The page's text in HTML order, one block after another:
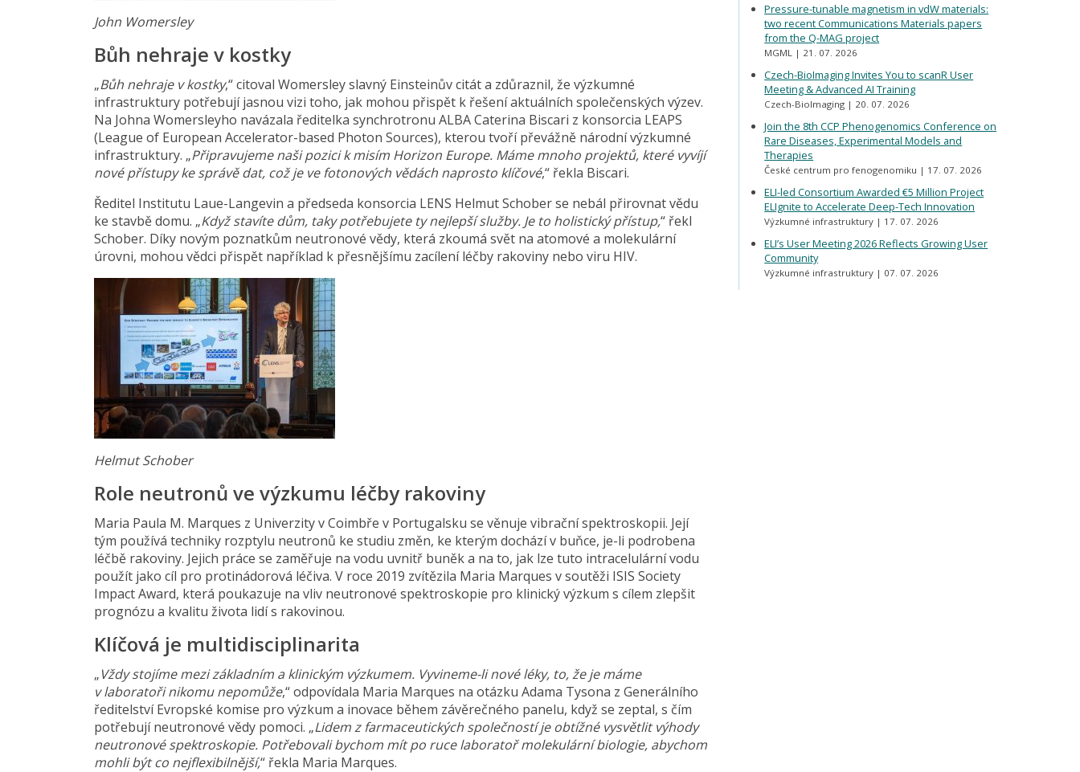
John Womersley
Bůh nehraje v kostky
„Bůh nehraje v kostky,“ citoval Womersley slavný Einsteinův citát a zdůraznil, že výzkumné
infrastruktury potřebují jasnou vizi toho, jak mohou přispět k řešení aktuálních společenských výzev.
Na Johna Womersleyho navázala ředitelka synchrotronu ALBA Caterina Biscari z konsorcia LEAPS
(League of European Accelerator-based Photon Sources), kterou tvoří převážně národní výzkumné
infrastruktury. „Připravujeme naši pozici k misím Horizon Europe. Máme mnoho projektů, které vyvíjí
nové přístupy ke správě dat, což je ve fotonových vědách naprosto klíčové,“ řekla Biscari.
Ředitel Institutu Laue-Langevin a předseda konsorcia LENS Helmut Schober se nebál přirovnat vědu
ke stavbě domu. „Když stavíte dům, taky potřebujete ty nejlepší služby. Je to holistický přístup,“ řekl
Schober. Díky novým poznatkům neutronové vědy, která zkoumá svět na atomové a molekulární
úrovni, mohou vědci přispět například k přesnějšímu zacílení léčby rakoviny nebo viru HIV.
Helmut Schober
Role neutronů ve výzkumu léčby rakoviny
Maria Paula M. Marques z Univerzity v Coimbře v Portugalsku se věnuje vibrační spektroskopii. Její
tým používá techniky rozptylu neutronů ke studiu změn, ke kterým dochází v buňce, je-li podrobena
léčbě rakoviny. Jejich práce se zaměřuje na vodu uvnitř buněk a na to, jak lze tuto intracelulární vodu
použít jako cíl pro protinádorová léčiva. V roce 2019 zvítězila Maria Marques v soutěži ISIS Society
Impact Award, která poukazuje na vliv neutronové spektroskopie pro klinický výzkum s cílem zlepšit
prognózu a kvalitu života lidí s rakovinou.
Klíčová je multidisciplinarita
„Vždy stojíme mezi základním a klinickým výzkumem. Vyvineme-li nové léky, to, že je máme
v laboratoři nikomu nepomůže,“ odpovídala Maria Marques na otázku Adama Tysona z Generálního
ředitelství Evropské komise pro výzkum a inovace během závěrečného panelu, když se zeptal, s čím
potřebují neutronové vědy pomoci. „Lidem z farmaceutických společností je obtížné vysvětlit výhody
neutronové spektroskopie. Potřebovali bychom mít po ruce laboratoř molekulární biologie, abychom
mohli být co nejflexibilnější,“ řekla Maria Marques.
Pressure-tunable magnetism in vdW materials:
two recent Communications Materials papers
from the Q-MAG project
MGML 21. 07. 2026
Czech-BioImaging Invites You to scanR User
Meeting & Advanced AI Training
Czech-BioImaging 20. 07. 2026
Join the 8th CCP Phenogenomics Conference on
Rare Diseases, Experimental Models and
Therapies
České centrum pro fenogenomiku 17. 07. 2026
ELI-led Consortium Awarded €5 Million Project
ELIgnite to Accelerate Deep-Tech Innovation
Výzkumné infrastruktury 17. 07. 2026
ELI’s User Meeting 2026 Reflects Growing User
Community
Výzkumné infrastruktury 07. 07. 2026